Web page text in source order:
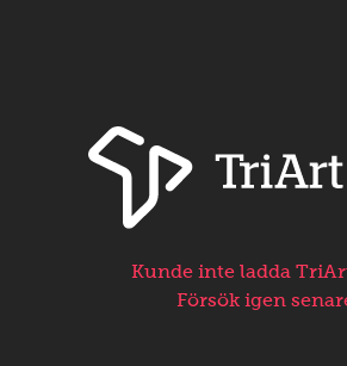
Kunde inte ladda
Försök igen